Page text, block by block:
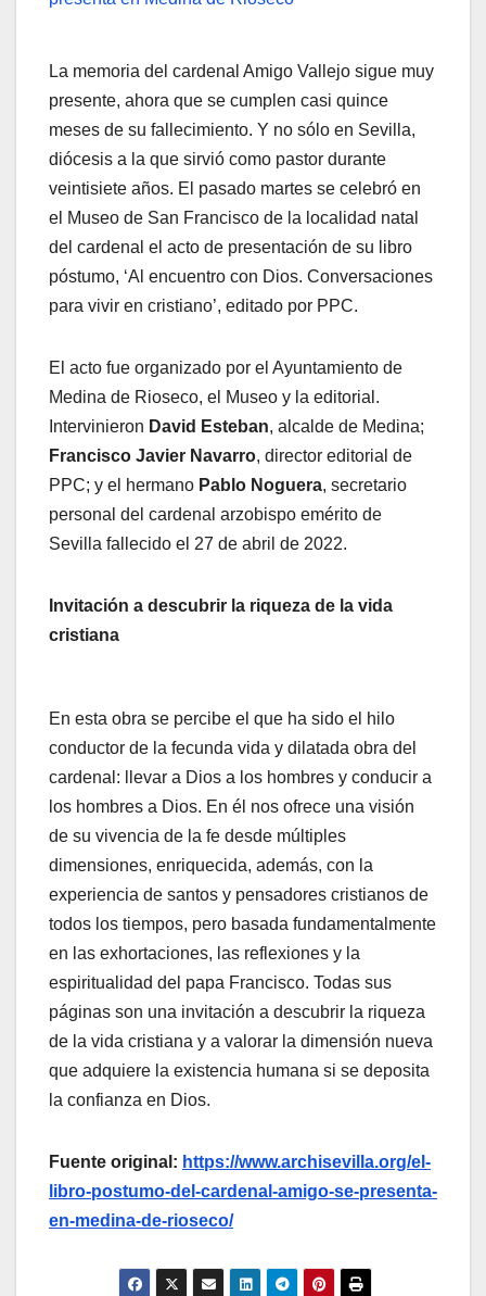
La memoria del cardenal Amigo Vallejo sigue muy
presente, ahora que se cumplen casi quince
meses de su fallecimiento. Y no sólo en Sevilla,
diócesis a la que sirvió como pastor durante
veintisiete años. El pasado martes se celebró en
el Museo de San Francisco de la localidad natal
del cardenal el acto de presentación de su libro
póstumo, ‘Al encuentro con Dios. Conversaciones
para vivir en cristiano’, editado por PPC.
El acto fue organizado por el Ayuntamiento de
Medina de Rioseco, el Museo y la editorial.
Intervinieron David Esteban, alcalde de Medina;
Francisco Javier Navarro, director editorial de
PPC; y el hermano Pablo Noguera, secretario
personal del cardenal arzobispo emérito de
Sevilla fallecido el 27 de abril de 2022.
Invitación a descubrir la riqueza de la vida
cristiana
En esta obra se percibe el que ha sido el hilo
conductor de la fecunda vida y dilatada obra del
cardenal: llevar a Dios a los hombres y conducir a
los hombres a Dios. En él nos ofrece una visión
de su vivencia de la fe desde múltiples
dimensiones, enriquecida, además, con la
experiencia de santos y pensadores cristianos de
todos los tiempos, pero basada fundamentalmente
en las exhortaciones, las reflexiones y la
espiritualidad del papa Francisco. Todas sus
páginas son una invitación a descubrir la riqueza
de la vida cristiana y a valorar la dimensión nueva
que adquiere la existencia humana si se deposita
la confianza en Dios.
Fuente original: https://www.archisevilla.org/el-
libro-postumo-del-cardenal-amigo-se-presenta-
en-medina-de-rioseco/